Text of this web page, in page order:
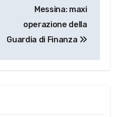
Messina: maxi
operazione della
Guardia di Finanza